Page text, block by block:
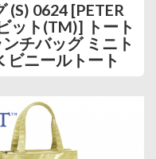
0624 [PETER
ット(TM)] トート
チバッグ ミニト
ビニールトート